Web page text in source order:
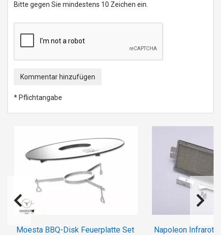
Bitte gegen Sie mindestens 10 Zeichen ein.
Kommentar hinzufügen
* Pflichtangabe
Moesta BBQ-Disk Feuerplatte Set
Napoleon Infrarot